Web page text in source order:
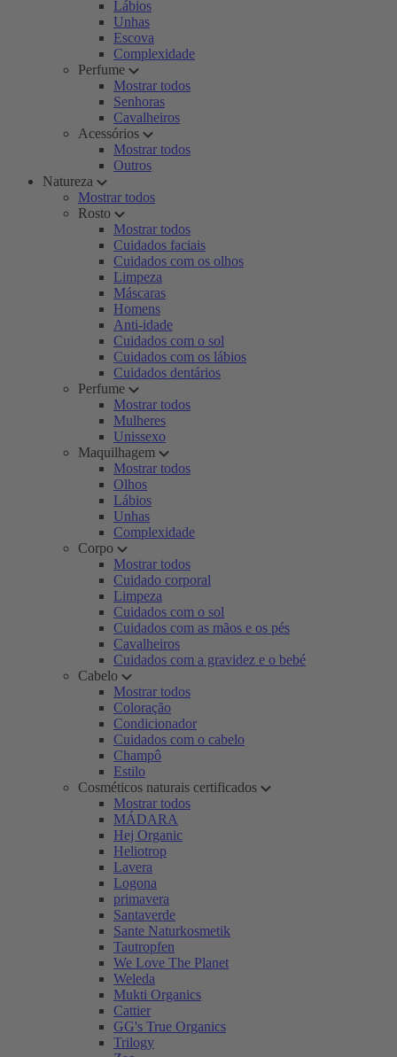
Lábios
Unhas
Escova
Complexidade
Perfume
Mostrar todos
Senhoras
Cavalheiros
Acessórios
Mostrar todos
Outros
Natureza
Mostrar todos
Rosto
Mostrar todos
Cuidados faciais
Cuidados com os olhos
Limpeza
Máscaras
Homens
Anti-idade
Cuidados com o sol
Cuidados com os lábios
Cuidados dentários
Perfume
Mostrar todos
Mulheres
Unissexo
Maquilhagem
Mostrar todos
Olhos
Lábios
Unhas
Complexidade
Corpo
Mostrar todos
Cuidado corporal
Limpeza
Cuidados com o sol
Cuidados com as mãos e os pés
Cavalheiros
Cuidados com a gravidez e o bebé
Cabelo
Mostrar todos
Coloração
Condicionador
Cuidados com o cabelo
Champô
Estilo
Cosméticos naturais certificados
Mostrar todos
MÁDARA
Hej Organic
Heliotrop
Lavera
Logona
primavera
Santaverde
Sante Naturkosmetik
Tautropfen
We Love The Planet
Weleda
Mukti Organics
Cattier
GG's True Organics
Trilogy